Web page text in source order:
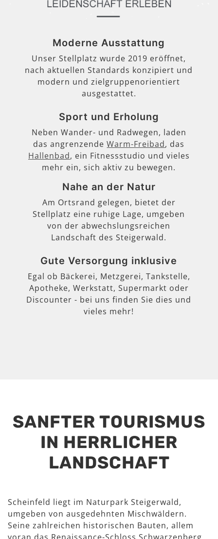
Moderne Ausstattung
Unser Stellplatz wurde 2019 eröffnet,
nach aktuellen Standards konzipiert und
modern und zielgruppenorientiert
ausgestattet.
Sport und Erholung
Neben Wander- und Radwegen, laden
das angrenzendeWarm-Freibad, das
Hallenbad, ein Fitnessstudio und vieles
mehr ein, sich aktiv zu bewegen.
Nahe an der Natur
Am Ortsrand gelegen, bietet der
Stellplatz eine ruhige Lage, umgeben
von der abwechslungsreichen
Landschaft des Steigerwald.
Gute Versorgung inklusive
Egal ob Bäckerei, Metzgerei, Tankstelle,
Apotheke, Werkstatt, Supermarkt oder
Discounter - bei uns finden Sie dies und
vieles mehr!
SANFTER TOURISMUS
IN HERRLICHER
LANDSCHAFT
Scheinfeld liegt im Naturpark Steigerwald,
umgeben von ausgedehnten Mischwäldern.
Seine zahlreichen historischen Bauten, allem